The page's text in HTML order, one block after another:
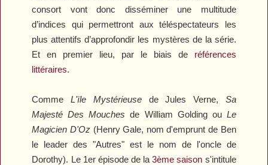
consort vont donc disséminer une multitude
d’indices qui permettront aux téléspectateurs les
plus attentifs d’approfondir les mystères de la série.
Et en premier lieu, par le biais de références
littéraires.
CommeL'ïle Mystérieusede Jules Verne, Sa
Majesté Des Mouches de William Golding ou Le
Magicien D'Oz (Henry Gale, nom d'emprunt de Ben
le leader des "Autres" est le nom de l'oncle de
Dorothy). Le 1er épisode de la3ème saison s'intitule